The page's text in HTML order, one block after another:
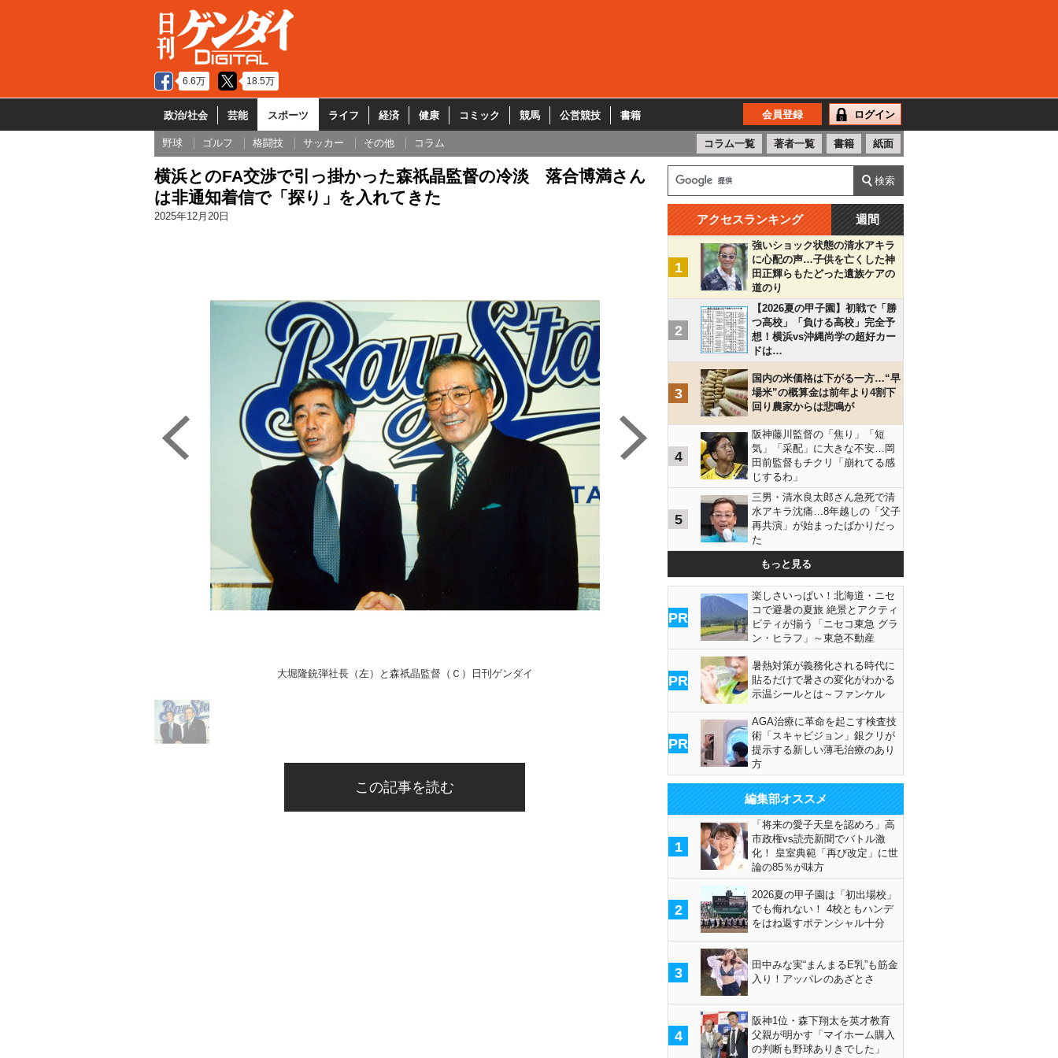
6.6万 18.5万
政治/社会 芸能 スポーツ ライフ 経済 健康 コミック 競馬 公営競技 書籍 会員登録 ログイン
野球 ゴルフ 格闘技 サッカー その他 コラム コラム一覧 著者一覧 書籍 紙面
横浜とのFA交渉で引っ掛かった森祇晶監督の冷淡 落合博満さん
は非通知着信で「探り」を入れてきた
2025年12月20日
大堀隆銃弾社長（左）と森祇晶監督（Ｃ）日刊ゲンダイ
この記事を読む
アクセスランキング 週間
1
強いショック状態の清水アキラ
に心配の声…子供を亡くした神
田正輝らもたどった遺族ケアの
道のり
2
【2026夏の甲子園】初戦で「勝
つ高校」「負ける高校」完全予
想！横浜vs沖縄尚学の超好カー
ドは…
3
国内の米価格は下がる一方…“早
場米”の概算金は前年より4割下
回り農家からは悲鳴が
4
阪神藤川監督の「焦り」「短
気」「采配」に大きな不安…岡
田前監督もチクリ「崩れてる感
じするわ」
5
三男・清水良太郎さん急死で清
水アキラ沈痛…8年越しの「父子
再共演」が始まったばかりだっ
た
もっと見る
PR
楽しさいっぱい！北海道・ニセ
コで避暑の夏旅 絶景とアクティ
ビティが揃う「ニセコ東急 グラ
ン・ヒラフ」～東急不動産
PR
暑熱対策が義務化される時代に
貼るだけで暑さの変化がわかる
示温シールとは～ファンケル
PR
AGA治療に革命を起こす検査技
術「スキャビジョン」銀クリが
提示する新しい薄毛治療のあり
方
編集部オススメ
1
「将来の愛子天皇を認めろ」高
市政権vs読売新聞でバトル激
化！ 皇室典範「再び改定」に世
論の85％が味方
2
2026夏の甲子園は「初出場校」
でも侮れない！ 4校ともハンデ
をはね返すポテンシャル十分
3
田中みな実“まんまるE乳”も筋金
入り！アッパレのあざとさ
4
阪神1位・森下翔太を英才教育
父親が明かす「マイホーム購入
の判断も野球ありきでした」